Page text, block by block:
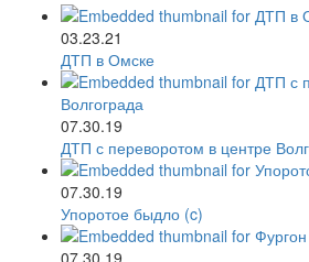
03.23.21
ДТП в Омске
07.30.19
ДТП с переворотом в центре
07.30.19
Упоротое быдло (c)
07.30.19